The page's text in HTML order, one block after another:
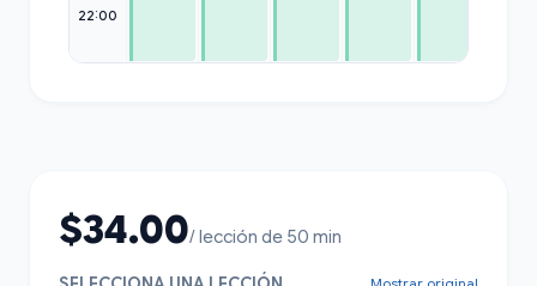
22:00
$34.00/ lección de 50 min